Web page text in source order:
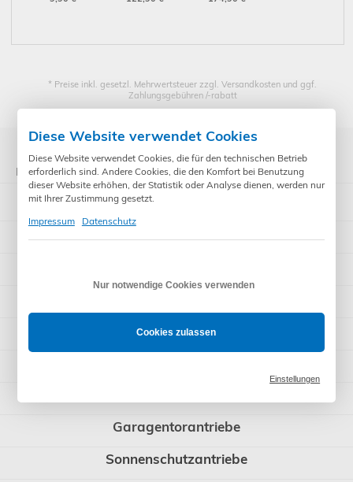
* Preise inkl. gesetzl. Mehrwertsteuer zzgl. Versandkosten und ggf.
Zahlungsgebühren /-rabatt
Kategorien
Somfy Rohrmotoren
WIR elektronik
Garagentorantriebe
Sonnenschutzantriebe
Diese Website verwendet Cookies
Diese Website verwendet Cookies, die für den technischen Betrieb
erforderlich sind. Andere Cookies, die den Komfort bei Benutzung
dieser Website erhöhen, der Statistik oder Analyse dienen, werden nur
mit Ihrer Zustimmung gesetzt.
Impressum
Datenschutz
Nur notwendige Cookies verwenden
Cookies zulassen
Einstellungen